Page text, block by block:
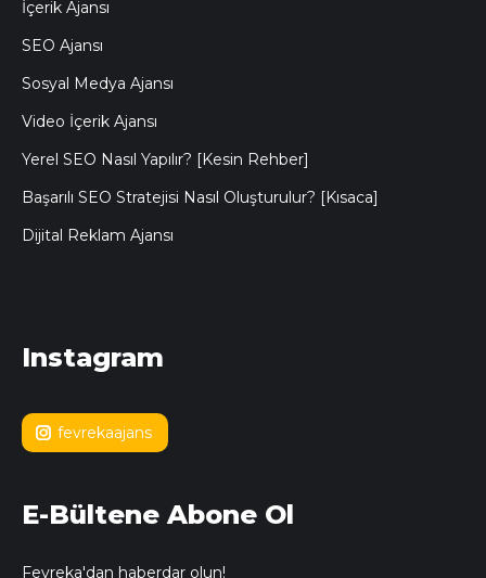
İçerik Ajansı
SEO Ajansı
Sosyal Medya Ajansı
Video İçerik Ajansı
Yerel SEO Nasıl Yapılır? [Kesin Rehber]
Başarılı SEO Stratejisi Nasıl Oluşturulur? [Kısaca]
Dijital Reklam Ajansı
Instagram
fevrekaajans
E-Bültene Abone Ol
Fevreka'dan haberdar olun!